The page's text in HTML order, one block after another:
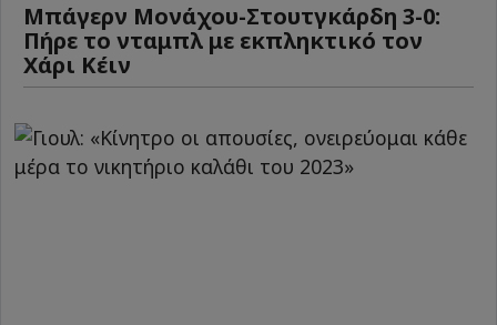
Μπάγερν Μονάχου-Στουτγκάρδη 3-0:
Πήρε το νταμπλ με εκπληκτικό τον
Χάρι Κέιν